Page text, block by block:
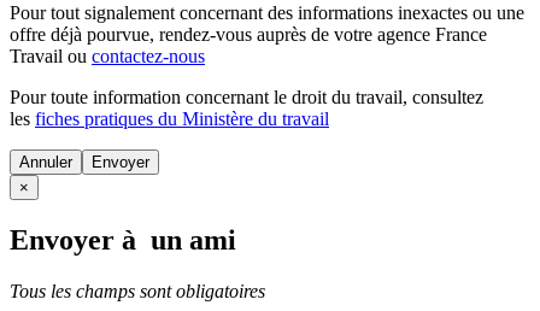
Pour tout signalement concernant des informations inexactes ou une
offre déjà pourvue, rendez-vous auprès de votre agence France
Travail ou contactez-nous
Pour toute information concernant le droit du travail, consultez
les fiches pratiques du Ministère du travail
Annuler
×
Envoyer à un ami
Tous les champs sont obligatoires